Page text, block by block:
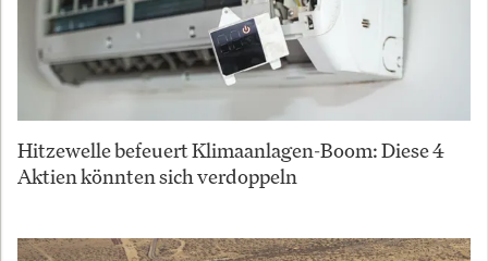
Hitzewelle befeuert Klimaanlagen-Boom: Diese 4
Aktien könnten sich verdoppeln